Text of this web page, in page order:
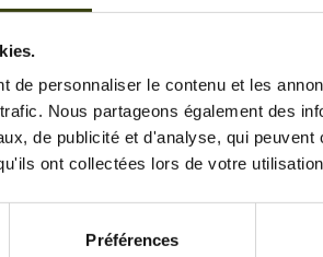
de personnaliser le contenu et les
Nous partageons également des
de publicité et d'analyse, qui
ont collectées lors de votre
Préférences